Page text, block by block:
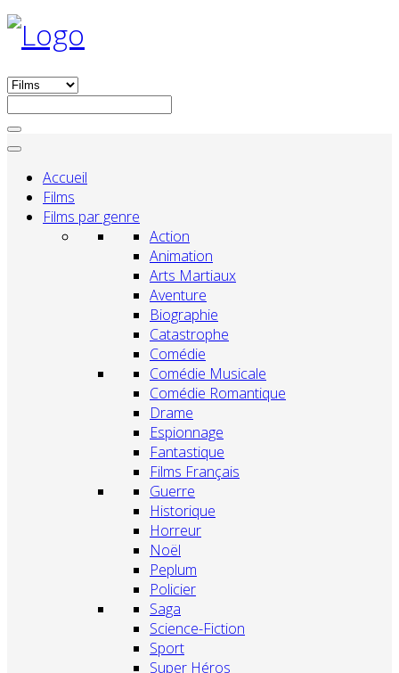
Accueil
Films
Films par genre
Action
Animation
Arts Martiaux
Aventure
Biographie
Catastrophe
Comédie
Comédie Musicale
Comédie Romantique
Drame
Espionnage
Fantastique
Films Français
Guerre
Historique
Horreur
Noël
Peplum
Policier
Saga
Science-Fiction
Sport
Super Héros